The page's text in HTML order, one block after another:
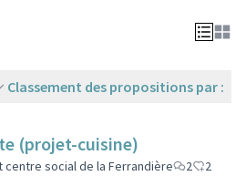
Classement des propositions par :
(projet-cuisine)
centre social de la Ferrandière 2
2